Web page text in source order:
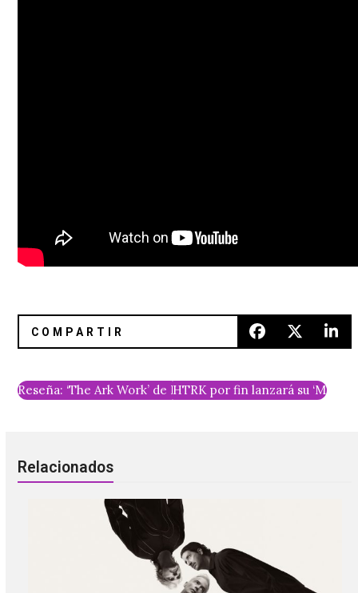
Reseña: ‘The Ark Work’ de LiturgyHTRK por fin lanzará su ‘Marry
Relacionados